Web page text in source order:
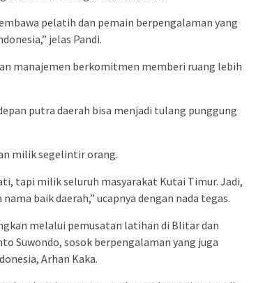
pelatih dan pemain berpengalaman yang
jelas Pandi.
manajemen berkomitmen memberi ruang lebih
putra daerah bisa menjadi tulang punggung
milik segelintir orang.
tapi milik seluruh masyarakat Kutai Timur. Jadi,
baik daerah,” ucapnya dengan nada tegas.
melalui pemusatan latihan di Blitar dan
Suwondo, sosok berpengalaman yang juga
Arhan Kaka.